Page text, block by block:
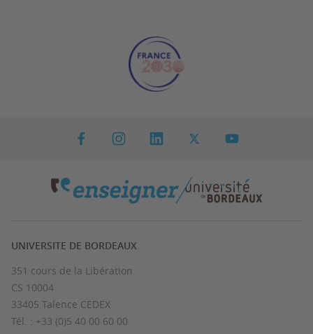
UNIVERSITE DE BORDEAUX
351 cours de la Libération
CS 10004
33405 Talence CEDEX
Tél. : +33 (0)5 40 00 60 00